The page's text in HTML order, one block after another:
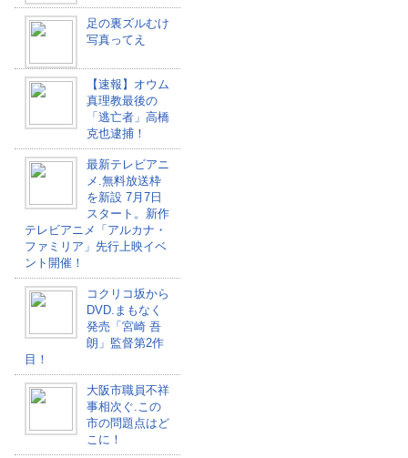
足の裏ズルむけ
写真ってえ
【速報】オウム
真理教最後の
「逃亡者」高橋
克也逮捕！
最新テレビアニ
メ.無料放送枠
を新設 7月7日
スタート。新作
テレビアニメ「アルカナ・
ファミリア」先行上映イベ
ント開催！
コクリコ坂から
DVD.まもなく
発売「宮崎 吾
朗」監督第2作
目！
大阪市職員不祥
事相次ぐ.この
市の問題点はど
こに！